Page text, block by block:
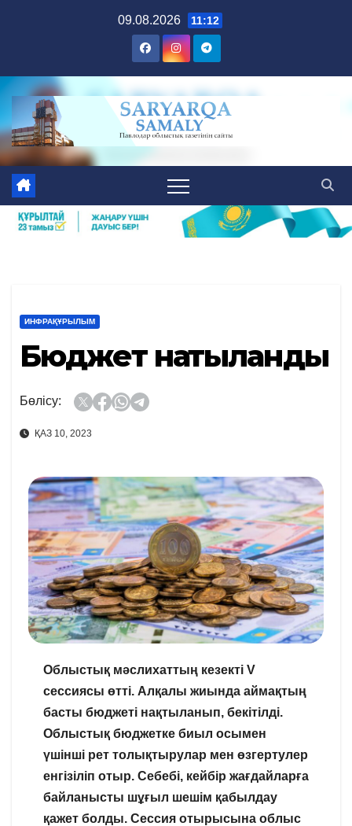
09.08.2026 11:12
ИНФРАҚҰРЫЛЫМ
Бюджет нақтыланды
Бөлісу:
ҚАЗ 10, 2023
Облыстық мәслихаттың кезекті V
сессиясы өтті. Алқалы жиында аймақтың
басты бюджеті нақтыланып, бекітілді.
Облыстық бюджетке биыл осымен
үшінші рет толықтырулар мен өзгертулер
енгізіліп отыр. Себебі, кейбір жағдайларға
байланысты шұғыл шешім қабылдау
қажет болды. Сессия отырысына облыс